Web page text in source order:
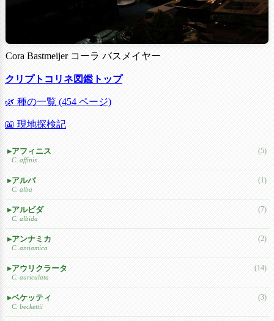
Cora Bastmeijer コーラ バスメイヤー
クリプトコリネ図鑑トップ
🌿 種の一覧 (454 ページ)
📖 現地探検記
アフィニス
C. affinis
(5)
アルバ
C. alba
(1)
アルビダ
C. albida
(7)
アンナミカ
C. annamica
(2)
アウリクラータ
C. auriculata
(14)
ベケッティ
C. beckettii
(3)